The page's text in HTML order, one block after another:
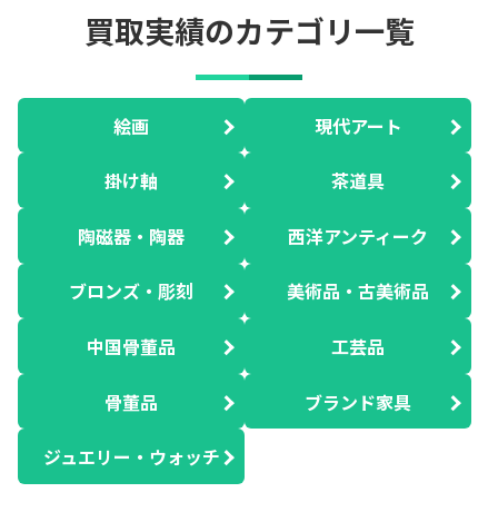
買取実績のカテゴリ一覧
絵画 現代アート
掛け軸 茶道具
陶磁器・陶器 西洋アンティーク
ブロンズ・彫刻 美術品・古美術品
中国骨董品 工芸品
骨董品 ブランド家具
ジュエリー・ウォッチ